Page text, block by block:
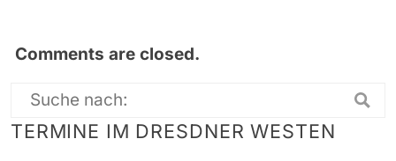
Comments are closed.
Suche
nach:
TERMINE IM DRESDNER WESTEN